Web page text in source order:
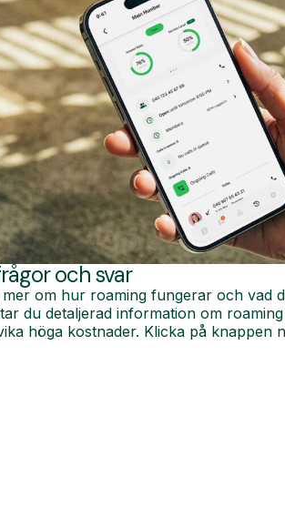
och svar
mer om hur roaming fungerar och vad
du detaljerad information om
höga kostnader. Klicka på knappen